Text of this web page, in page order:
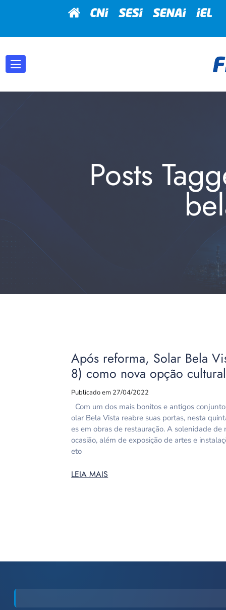
Posts
Após reforma, Solar Bela
8) como nova opção
Publicado em 27/04/2022
Com um dos mais bonitos e antigos
olar Bela Vista reabre suas portas, nesta
es em obras de restauração. A solenidade
ocasião, além de exposição de artes e
eto
LEIA MAIS